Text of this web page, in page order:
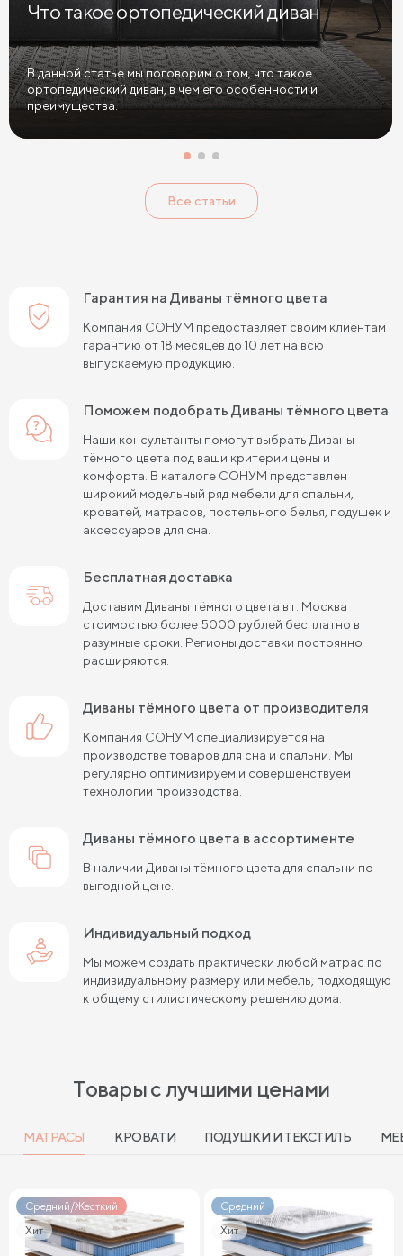
Диваны в спальню Диваны с подушками
Большие диваны Диваны софа Диваны из велюра
Диваны антикоготь
Что такое ортопедический диван
В данной статье мы поговорим о том, что такое
ортопедический диван, в чем его особенности и
преимущества.
Все статьи
Гарантия на Диваны тёмного цвета
Компания СОНУМ предоставляет своим клиентам
гарантию от 18 месяцев до 10 лет на всю
выпускаемую продукцию.
Поможем подобрать Диваны тёмного цвета
Наши консультанты помогут выбрать Диваны
тёмного цвета под ваши критерии цены и
комфорта. В каталоге СОНУМ представлен
широкий модельный ряд мебели для спальни,
кроватей, матрасов, постельного белья, подушек и
аксессуаров для сна.
Бесплатная доставка
Доставим Диваны тёмного цвета в г. Москва
стоимостью более 5000 рублей бесплатно в
разумные сроки. Регионы доставки постоянно
расширяются.
Диваны тёмного цвета от производителя
Компания СОНУМ специализируется на
производстве товаров для сна и спальни. Мы
регулярно оптимизируем и совершенствуем
технологии производства.
Диваны тёмного цвета в ассортименте
В наличии Диваны тёмного цвета для спальни по
выгодной цене.
Индивидуальный подход
Мы можем создать практически любой матрас по
индивидуальному размеру или мебель, подходящую
к общему стилистическому решению дома.
Товары с лучшими ценами
МАТРАСЫ КРОВАТИ ПОДУШКИ И ТЕКСТИЛЬ
Средний/Жесткий
Хит
Средний
Хит